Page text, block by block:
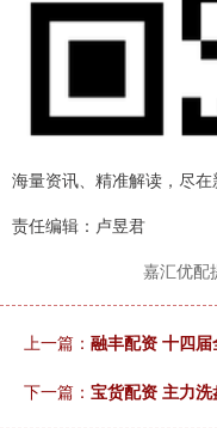
海量资讯、精准解读，尽
责任编辑：卢昱君
嘉汇优配
上一篇： 融丰配资 十四
下一篇： 宝货配资 主力